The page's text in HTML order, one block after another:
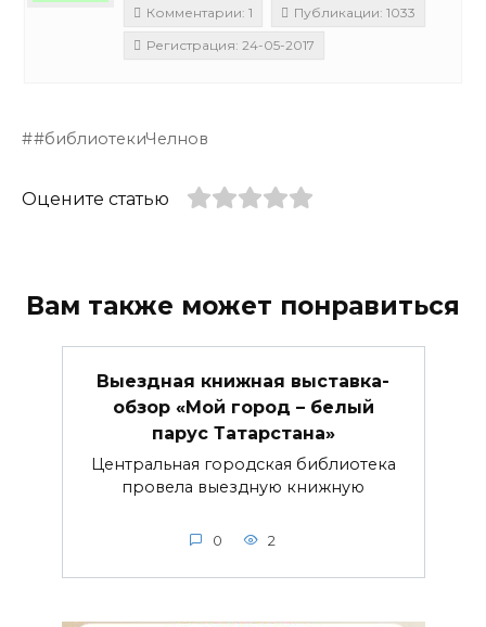
Комментарии: 1
Публикации: 1033
Регистрация: 24-05-2017
#библиотекиЧелнов
Оцените статью
Вам также может понравиться
Выездная книжная выставка-
обзор «Мой город – белый
парус Татарстана»
Центральная городская библиотека
провела выездную книжную
0 2